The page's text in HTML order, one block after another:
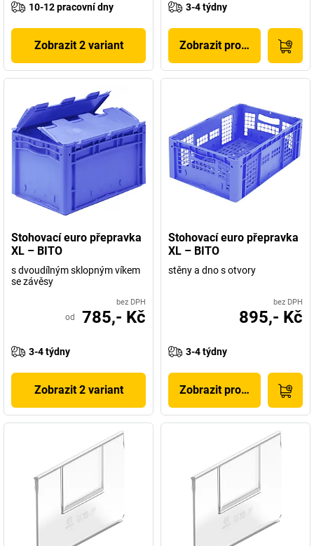
10-12 pracovní dny
Zobrazit 2 variant
3-4 týdny
Zobrazit produkt
Stohovací euro přepravka
XL – BITO
s dvoudílným sklopným víkem
se závěsy
bez DPH
od 785,- Kč
3-4 týdny
Zobrazit 2 variant
Stohovací euro přepravka
XL – BITO
stěny a dno s otvory
bez DPH
895,- Kč
3-4 týdny
Zobrazit produkt